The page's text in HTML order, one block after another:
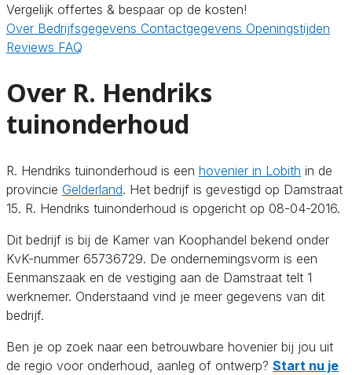
Vergelijk offertes & bespaar op de kosten!
Over Bedrijfsgegevens Contactgegevens Openingstijden
Reviews FAQ
Over R. Hendriks
tuinonderhoud
R. Hendriks tuinonderhoud is een hovenier in Lobith in de
provincie Gelderland. Het bedrijf is gevestigd op Damstraat
15. R. Hendriks tuinonderhoud is opgericht op 08-04-2016.
Dit bedrijf is bij de Kamer van Koophandel bekend onder
KvK-nummer 65736729. De ondernemingsvorm is een
Eenmanszaak en de vestiging aan de Damstraat telt 1
werknemer. Onderstaand vind je meer gegevens van dit
bedrijf.
Ben je op zoek naar een betrouwbare hovenier bij jou uit
de regio voor onderhoud, aanleg of ontwerp? Start nu je